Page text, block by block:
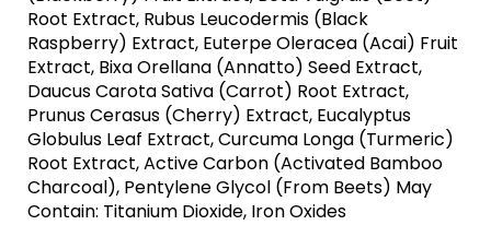
Root Extract, Rubus Leucodermis (Black
Raspberry) Extract, Euterpe Oleracea (Acai) Fruit
Extract, Bixa Orellana (Annatto) Seed Extract,
Daucus Carota Sativa (Carrot) Root Extract,
Prunus Cerasus (Cherry) Extract, Eucalyptus
Globulus Leaf Extract, Curcuma Longa (Turmeric)
Root Extract, Active Carbon (Activated Bamboo
Charcoal), Pentylene Glycol (From Beets) May
Contain: Titanium Dioxide, Iron Oxides